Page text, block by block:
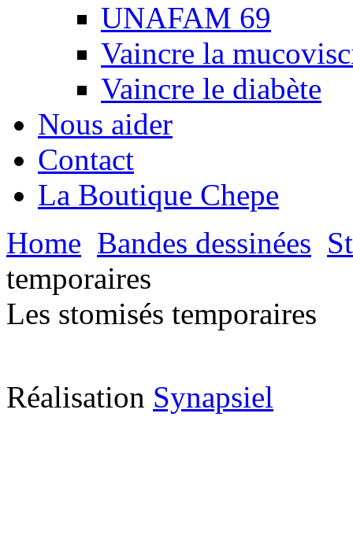
UNAFAM 69
Vaincre la
Vaincre le diabète
Nous aider
Contact
La Boutique Chepe
Home Bandes dessinées
temporaires
Les stomisés temporaires
Réalisation Synapsiel